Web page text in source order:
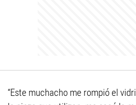
“Este muchacho me rompió el